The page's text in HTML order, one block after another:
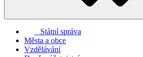
Státní správa
Města a obce
Vzdělávání